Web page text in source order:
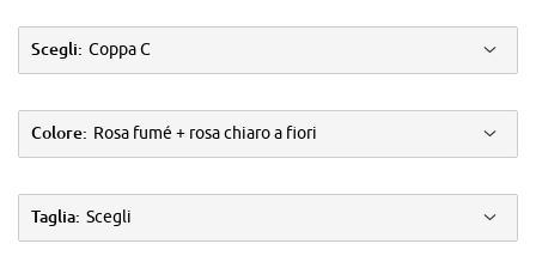
Scegli: Coppa C
Colore: Rosa fumé + rosa chiaro a fiori
Taglia: Scegli